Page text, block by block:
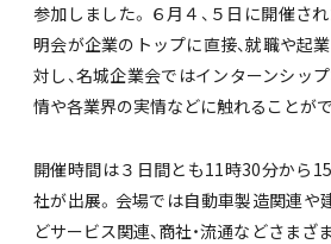
参加しました。６月４、５日に開催さ
明会が企業のトップに直接、就職や起
対し、名城企業会ではインターンシッ
情や各業界の実情などに触れることがで
開催時間は３日間とも11時30分から
社が出展。会場では自動車製造関連や建
どサービス関連、商社・流通などさまざ